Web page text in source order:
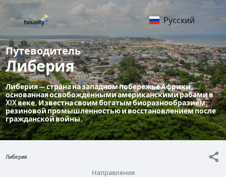
Русский
Путеводитель
Либерия
Либерия — страна на западном побережье Африки,
основанная освобождёнными американскими рабами в
XIX веке. Известна своим богатым биоразнообразием,
резиновой промышленностью и восстановлением после
гражданской войны.
Либерия
Направления